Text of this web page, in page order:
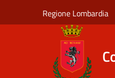
Regione Lombardia